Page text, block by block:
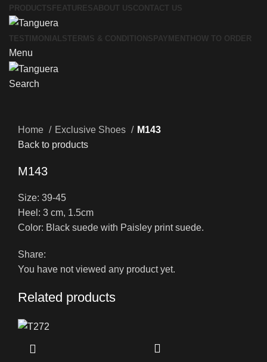
PRODUCTS FEATURESABOUT USCONTACT US
TESTIMONIALSTERMS & CONDITIONS PAYMENT HOW TO ORDER
Menu
Search
Home
Exclusive Shoes
M143
Back to products
M143
Size: 39-45
Heel: 3 cm, 1.5cm
Color: Black suede with Paisley print suede.
Share:
You have not viewed any product yet.
Related products